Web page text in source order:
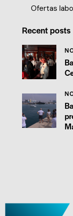
Ofertas
Recent posts